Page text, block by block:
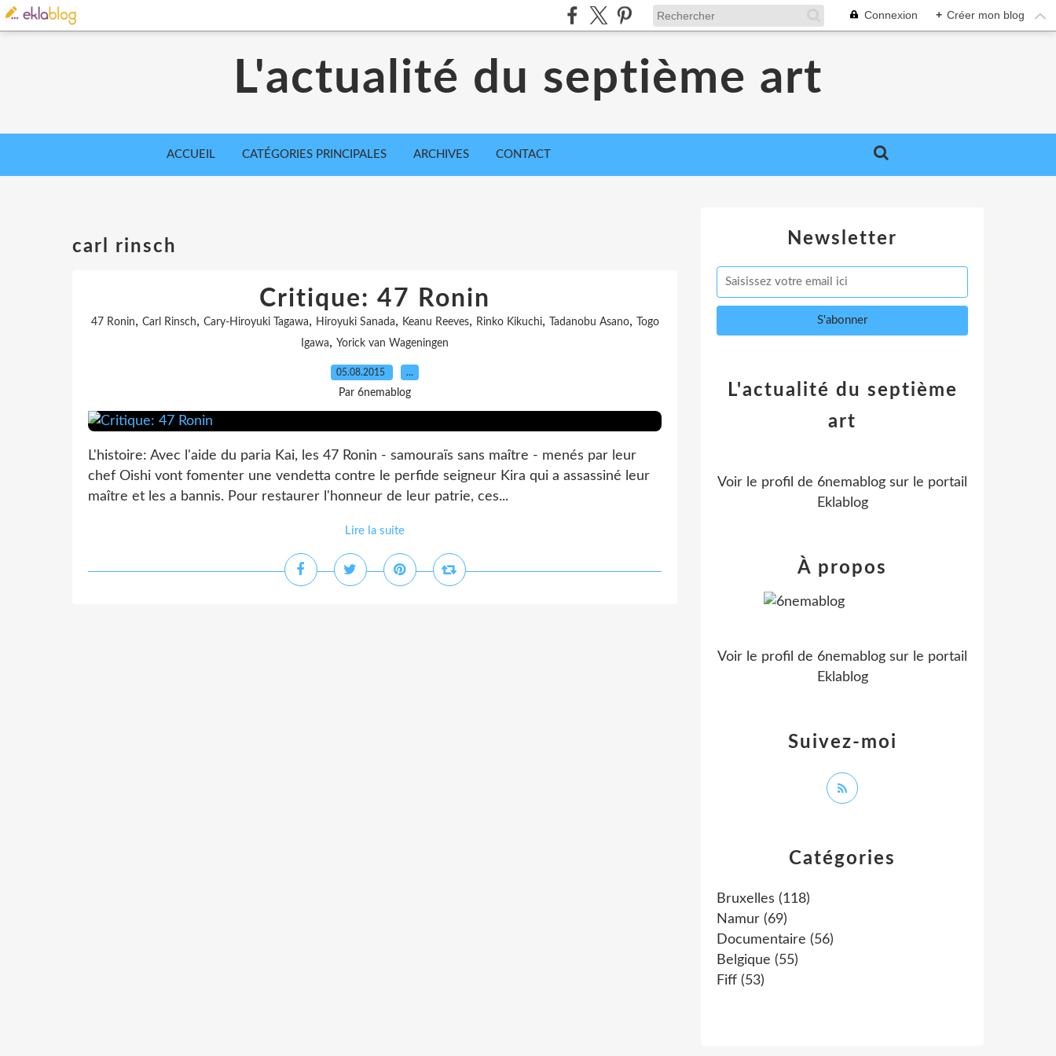
Connexion + Créer mon blog
L'actualité du septième art
ACCUEIL CATÉGORIES PRINCIPALES ARCHIVES CONTACT
carl rinsch
Critique: 47 Ronin
47 Ronin, Carl Rinsch, Cary-Hiroyuki Tagawa, Hiroyuki Sanada, Keanu Reeves, Rinko Kikuchi, Tadanobu Asano,
Togo
Igawa, Yorick van Wageningen
05.08.2015 …
Par 6nemablog
L'histoire: Avec l'aide du paria Kai, les 47 Ronin - samouraïs sans maître - menés par leur
chef Oishi vont fomenter une vendetta contre le perfide seigneur Kira qui a assassiné leur
maître et les a bannis. Pour restaurer l'honneur de leur patrie, ces...
Lire la suite
Newsletter
Catégories
Bruxelles (118)
Namur (69)
Documentaire (56)
Belgique (55)
Fiff (53)
L'actualité du septième
art
Voir le profil de 6nemablog sur le portail
Eklablog
Suivez-moi
À propos
Voir le profil de 6nemablog sur le portail
Eklablog